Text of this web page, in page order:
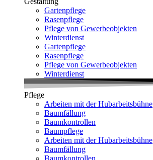
Gartenpflege
Rasenpflege
Pflege von Gewerbeobjekten
Winterdienst
Gartenpflege
Rasenpflege
Pflege von Gewerbeobjekten
Winterdienst
Pflege
Arbeiten mit der Hubarbeitsbühne
Baumfällung
Baumkontrollen
Baumpflege
Arbeiten mit der Hubarbeitsbühne
Baumfällung
Baumkontrollen